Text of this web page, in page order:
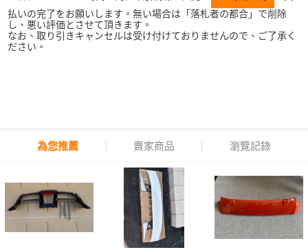
払いの完了をお願いします。無い場合は「落札者の都合」で削除
し、悪い評価とさせて頂きます。
なお、取り引きキャンセルは受け付けておりませんので、ご了承く
ださい。
為您推薦 賣家商品 瀏覽記錄